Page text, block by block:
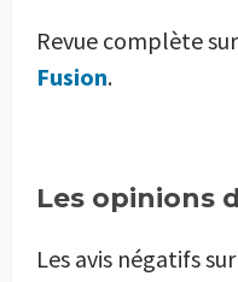
Revue complète
Fusion.
Les opinions
Les avis négatifs